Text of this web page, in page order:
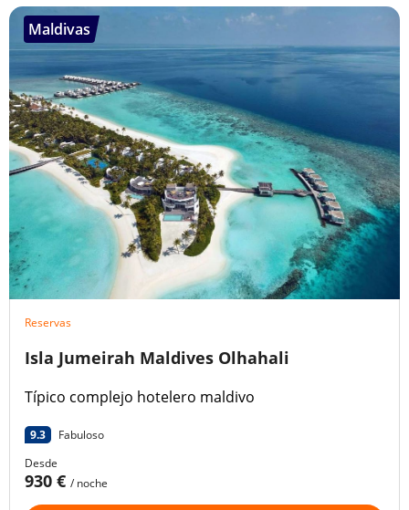
Maldivas
Reservas
Isla Jumeirah Maldives Olhahali
Típico complejo hotelero maldivo
9.3
Fabuloso
Desde
930 € / noche